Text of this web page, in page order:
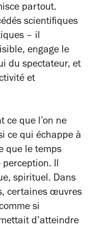
partout.
scientifiques
– il
engage le
du spectateur, et
et
ce que l’on ne
ce qui échappe à
que le temps
perception. Il
spirituel. Dans
certaines œuvres
si
d’atteindre